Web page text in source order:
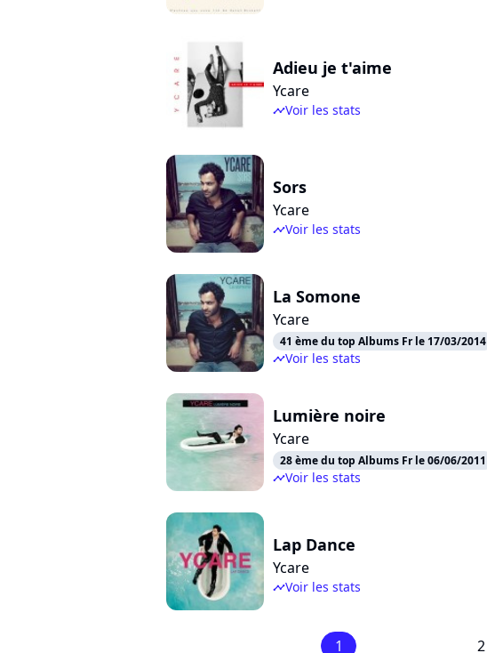
Adieu je t'aime
Ycare
timelineVoir les stats
Sors
Ycare
timelineVoir les stats
La Somone
Ycare
41 ème du top Albums Fr le 17/03/2014
timelineVoir les stats
Lumière noire
Ycare
28 ème du top Albums Fr le 06/06/2011
timelineVoir les stats
Lap Dance
Ycare
timelineVoir les stats
1 2